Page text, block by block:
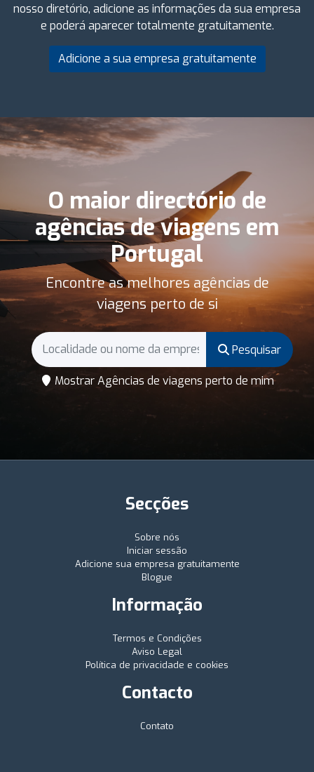
nosso diretório, adicione as informações da sua empresa
e poderá aparecer totalmente gratuitamente.
Adicione a sua empresa gratuitamente
O maior directório de
agências de viagens em
Portugal
Encontre as melhores agências de
viagens perto de si
Pesquisar
Mostrar Agências de viagens perto de mim
Secções
Sobre nós
Iniciar sessão
Adicione sua empresa gratuitamente
Blogue
Informação
Termos e Condições
Aviso Legal
Política de privacidade e cookies
Contacto
Contato